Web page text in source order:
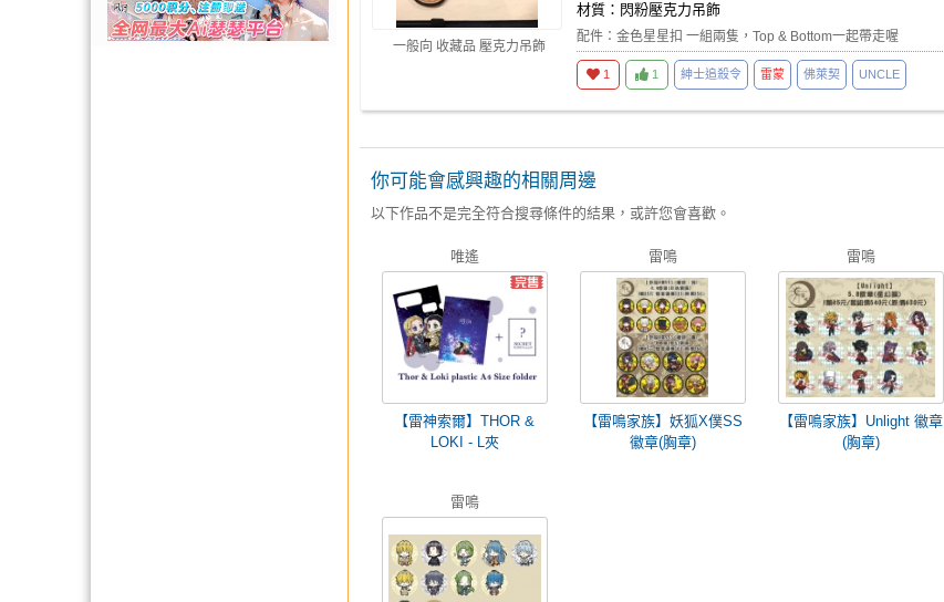
一般向 收藏品 壓克力吊飾
材質：閃粉壓克力吊飾
配件：金色星星扣 一組兩隻，Top & Bottom一起帶走喔
1 1 紳士追殺令 雷蒙 佛萊契 UNCLE
你可能會感興趣的相關周邊
以下作品不是完全符合搜尋條件的結果，或許您會喜歡。
唯遙
【雷神索爾】THOR &
LOKI - L夾
雷鳴
【雷鳴家族】妖狐X僕SS
徽章(胸章)
雷鳴
【雷鳴家族】Unlight 徽章
(胸章)
雷鳴